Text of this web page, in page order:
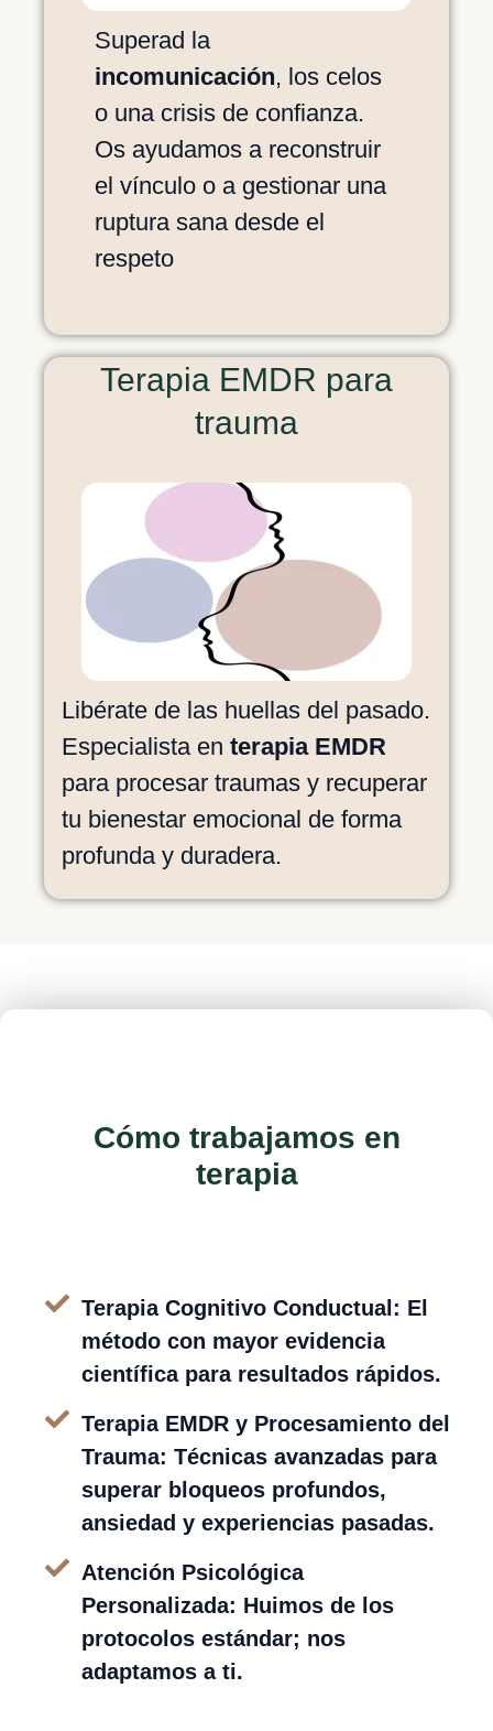
Superad la
incomunicación, los celos
o una crisis de confianza.
Os ayudamos a reconstruir
el vínculo o a gestionar una
ruptura sana desde el
respeto
Terapia EMDR para
trauma
Libérate de las huellas del pasado.
Especialista en terapia EMDR
para procesar traumas y recuperar
tu bienestar emocional de forma
profunda y duradera.
Cómo trabajamos en
terapia
Terapia Cognitivo Conductual: El
método con mayor evidencia
científica para resultados rápidos.
Terapia EMDR y Procesamiento del
Trauma: Técnicas avanzadas para
superar bloqueos profundos,
ansiedad y experiencias pasadas.
Atención Psicológica
Personalizada: Huimos de los
protocolos estándar; nos
adaptamos a ti.